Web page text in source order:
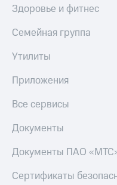
Здоровье и фитнес
Семейная группа
Утилиты
Приложения
Все сервисы
Документы
Документы ПАО
Сертификаты